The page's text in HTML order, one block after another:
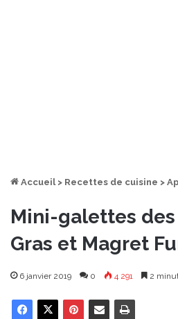
Accueil > Recettes de cuisine >
Mini-galettes des
Gras et Magret
6 janvier 2019 0 4 291 2